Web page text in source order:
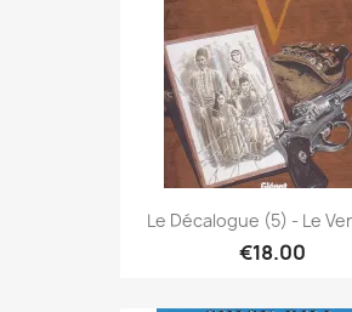
Le Décalogue (5) - Le
€18.00